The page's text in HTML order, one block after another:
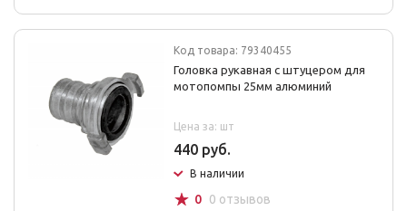
Код товара: 79340455
Головка рукавная с штуцером для
мотопомпы 25мм алюминий
Цена за: шт
440 руб.
В наличии
☆ 0 0 отзывов